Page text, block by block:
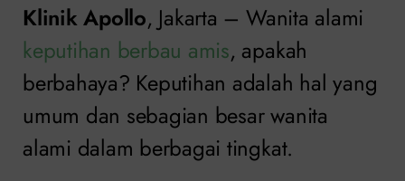
Klinik Apollo, Jakarta – Wanita alami
keputihan berbau amis, apakah
berbahaya? Keputihan adalah hal yang
umum dan sebagian besar wanita
alami dalam berbagai tingkat.